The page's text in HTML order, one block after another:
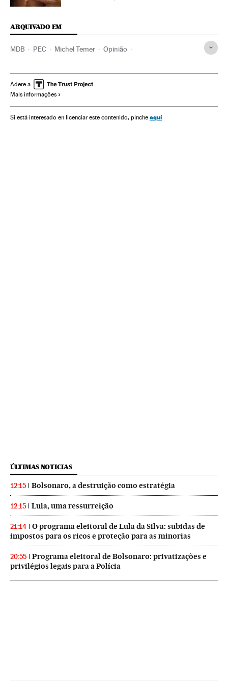
ARQUIVADO EM
MDB PEC Michel Temer Opinião
Legislação Brasileira Congresso Nacional
Presidência Brasil
Partidos políticos Parlamento América do Sul
Adere a
Mais informações
Si está interesado en licenciar este contenido, pinche aquí
ÚLTIMAS NOTICIAS
12:15 Bolsonaro, a destruição como estratégia
12:15 Lula, uma ressurreição
21:14
O programa eleitoral de Lula da Silva: subidas de
impostos para os ricos e proteção para as minorias
20:55
Programa eleitoral de Bolsonaro: privatizações e
privilégios legais para a Polícia